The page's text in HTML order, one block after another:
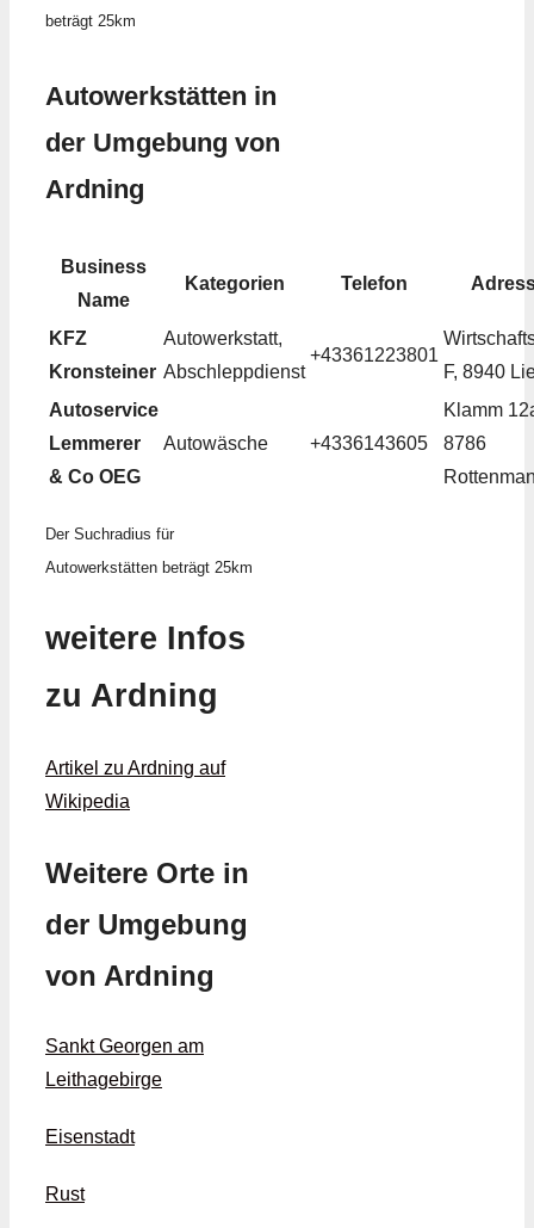
beträgt 25km
Autowerkstätten in
der Umgebung von
Ardning
Business
Name
Kategorien Telefon
KFZ
Kronsteiner
Autowerkstatt,
Abschleppdienst
+43361223801
F, 8940
Autoservice
Lemmerer
& Co OEG
Autowäsche +4336143605
Klamm
8786
Der Suchradius für
Autowerkstätten beträgt 25km
weitere Infos
zu Ardning
Artikel zu Ardning auf
Wikipedia
Weitere Orte in
der Umgebung
von Ardning
Sankt Georgen am
Leithagebirge
Eisenstadt
Rust